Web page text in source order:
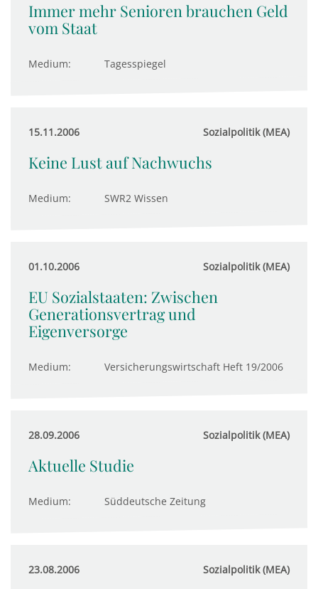
Immer mehr Senioren brauchen Geld
vom Staat
Medium: Tagesspiegel
15.11.2006 Sozialpolitik (MEA)
Keine Lust auf Nachwuchs
Medium: SWR2 Wissen
01.10.2006 Sozialpolitik (MEA)
EU Sozialstaaten: Zwischen
Generationsvertrag und
Eigenversorge
Medium: Versicherungswirtschaft Heft 19/2006
28.09.2006 Sozialpolitik (MEA)
Aktuelle Studie
Medium: Süddeutsche Zeitung
23.08.2006 Sozialpolitik (MEA)